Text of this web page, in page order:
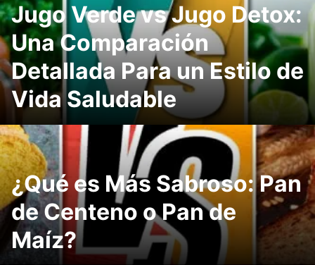
Jugo Verde vs Jugo Detox:
Una Comparación
Detallada Para un Estilo de
Vida Saludable
¿Qué es Más Sabroso: Pan
de Centeno o Pan de
Maíz?